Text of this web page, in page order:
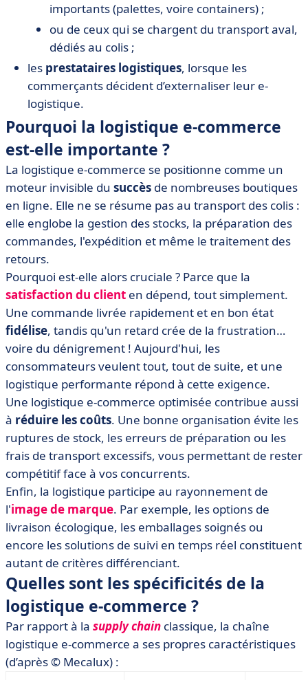
importants (palettes, voire containers) ;
ou de ceux qui se chargent du transport aval,
dédiés au colis ;
les prestataires logistiques, lorsque les
commerçants décident d’externaliser leur e-
logistique.
Pourquoi la logistique e-commerce
est-elle importante ?
La logistique e-commerce se positionne comme un
moteur invisible du succès de nombreuses boutiques
en ligne. Elle ne se résume pas au transport des colis :
elle englobe la gestion des stocks, la préparation des
commandes, l'expédition et même le traitement des
retours.
Pourquoi est-elle alors cruciale ? Parce que la
satisfaction du client en dépend, tout simplement.
Une commande livrée rapidement et en bon état
fidélise, tandis qu'un retard crée de la frustration…
voire du dénigrement ! Aujourd'hui, les
consommateurs veulent tout, tout de suite, et une
logistique performante répond à cette exigence.
Une logistique e-commerce optimisée contribue aussi
à réduire les coûts. Une bonne organisation évite les
ruptures de stock, les erreurs de préparation ou les
frais de transport excessifs, vous permettant de rester
compétitif face à vos concurrents.
Enfin, la logistique participe au rayonnement de
l'image de marque. Par exemple, les options de
livraison écologique, les emballages soignés ou
encore les solutions de suivi en temps réel constituent
autant de critères différenciant.
Quelles sont les spécificités de la
logistique e-commerce ?
Par rapport à la supply chain classique, la chaîne
logistique e-commerce a ses propres caractéristiques
(d’après © Mecalux) :